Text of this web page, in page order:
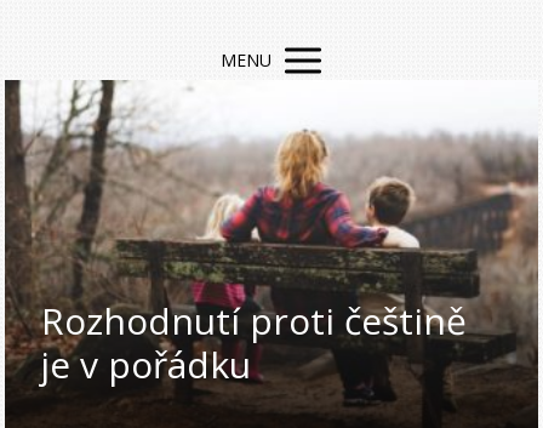
MENU
Rozhodnutí proti češtině
je v pořádku